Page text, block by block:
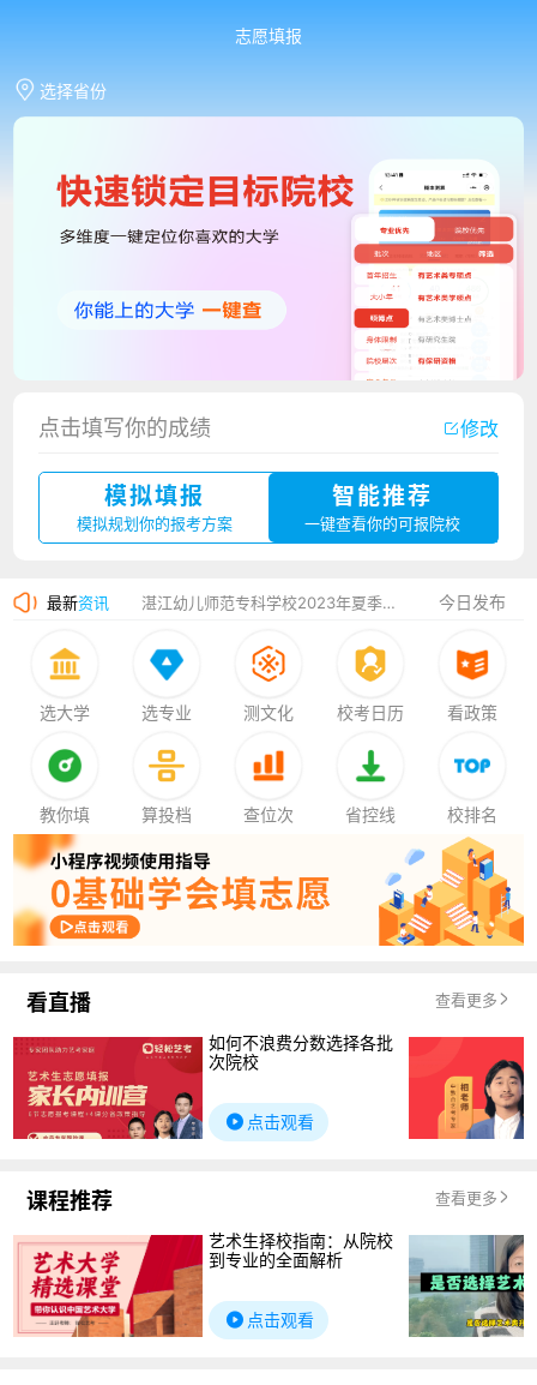
志愿填报
选择省份
点击填写你的成绩 修改
模拟填报
模拟规划你的报考方案
智能推荐
一键查看你的可报院校
最新资讯
厦门大学嘉庚学院2023年艺术类招生简章
湛江幼儿师范专科学校2023年夏季高考招生简章
香港中文大学（深圳）2023年夏季高考招生简章
今日发布
选大学 选专业 测文化 校考日历 看政策
教你填 算投档 查位次 省控线 校排名
看直播 查看更多
如何不浪费分数选择各批
次院校
点击观看
课程推荐 查看更多
艺术生择校指南：从院校
到专业的全面解析
点击观看